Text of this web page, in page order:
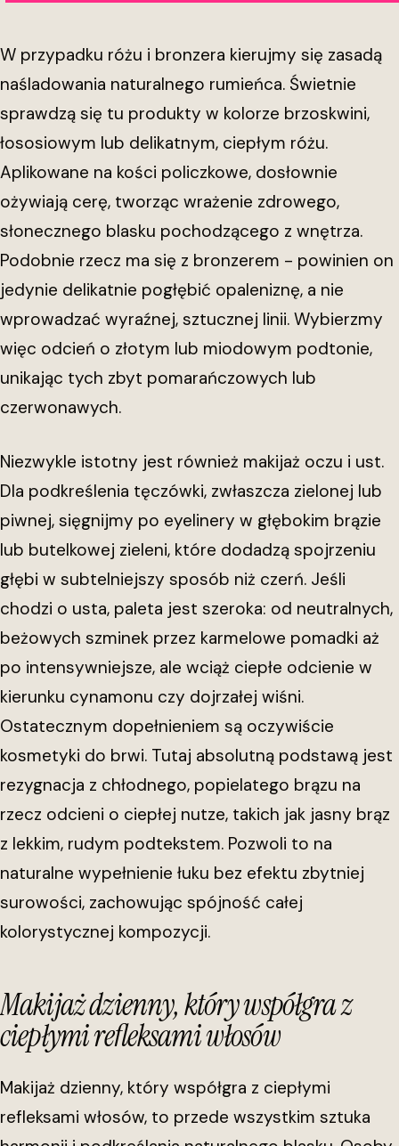
W przypadku różu i bronzera kierujmy się zasadą
naśladowania naturalnego rumieńca. Świetnie
sprawdzą się tu produkty w kolorze brzoskwini,
łososiowym lub delikatnym, ciepłym różu.
Aplikowane na kości policzkowe, dosłownie
ożywiają cerę, tworząc wrażenie zdrowego,
słonecznego blasku pochodzącego z wnętrza.
Podobnie rzecz ma się z bronzerem - powinien on
jedynie delikatnie pogłębić opaleniznę, a nie
wprowadzać wyraźnej, sztucznej linii. Wybierzmy
więc odcień o złotym lub miodowym podtonie,
unikając tych zbyt pomarańczowych lub
czerwonawych.
Niezwykle istotny jest również makijaż oczu i ust.
Dla podkreślenia tęczówki, zwłaszcza zielonej lub
piwnej, sięgnijmy po eyelinery w głębokim brązie
lub butelkowej zieleni, które dodadzą spojrzeniu
głębi w subtelniejszy sposób niż czerń. Jeśli
chodzi o usta, paleta jest szeroka: od neutralnych,
beżowych szminek przez karmelowe pomadki aż
po intensywniejsze, ale wciąż ciepłe odcienie w
kierunku cynamonu czy dojrzałej wiśni.
Ostatecznym dopełnieniem są oczywiście
kosmetyki do brwi. Tutaj absolutną podstawą jest
rezygnacja z chłodnego, popielatego brązu na
rzecz odcieni o ciepłej nutze, takich jak jasny brąz
z lekkim, rudym podtekstem. Pozwoli to na
naturalne wypełnienie łuku bez efektu zbytniej
surowości, zachowując spójność całej
kolorystycznej kompozycji.
Makijaż dzienny, który współgra z
ciepłymi refleksami włosów
Makijaż dzienny, który współgra z ciepłymi
refleksami włosów, to przede wszystkim sztuka